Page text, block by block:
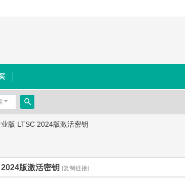
搜
版 LTSC 2024版激活密钥
版激活密钥 [复制链接]